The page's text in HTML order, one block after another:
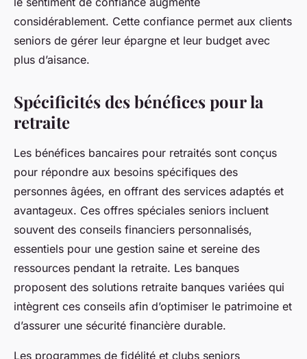
considérablement. Cette confiance permet aux clients
seniors de gérer leur épargne et leur budget avec
plus d’aisance.
Spécificités des bénéfices pour la
retraite
Les bénéfices bancaires pour retraités sont conçus
pour répondre aux besoins spécifiques des
personnes âgées, en offrant des services adaptés et
avantageux. Ces offres spéciales seniors incluent
souvent des conseils financiers personnalisés,
essentiels pour une gestion saine et sereine des
ressources pendant la retraite. Les banques
proposent des solutions retraite banques variées qui
intègrent ces conseils afin d’optimiser le patrimoine et
d’assurer une sécurité financière durable.
Les programmes de fidélité et clubs seniors